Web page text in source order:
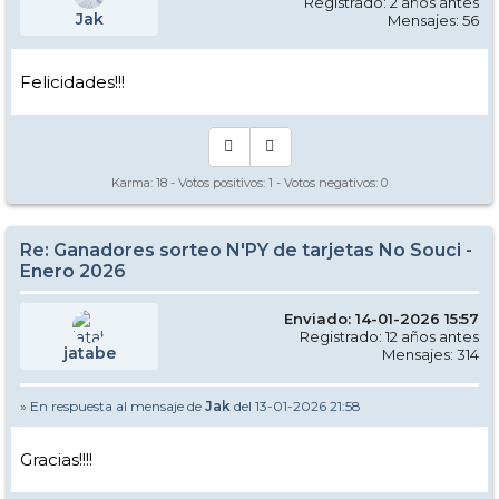
Jak
Mensajes: 56
Felicidades!!!
Karma: 18 - Votos positivos: 1 - Votos negativos: 0
Re: Ganadores sorteo N'PY de tarjetas No Souci -
Enero 2026
jatabe
Enviado: 14-01-2026 15:57
Registrado: 12 años antes
Mensajes: 314
» En respuesta al mensaje de Jak del 13-01-2026 21:58
Gracias!!!!